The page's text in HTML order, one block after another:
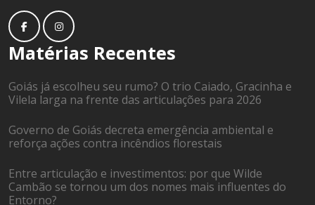
Matérias Recentes
Goiás já escolheu seu rumo? O trio Caiado, Gracinha e
Vilela larga na frente das articulações para 2026
Governo de Goiás decreta emergência ambiental e
reforça ações contra incêndios florestais
Entre articulação e investimentos: por que Wilde
Cambão se tornou um dos nomes mais influentes do
Entorno?